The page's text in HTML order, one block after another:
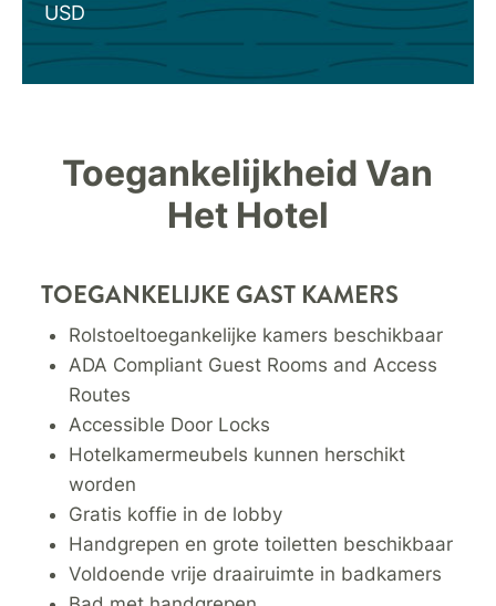
USD
Toegankelijkheid Van
Het Hotel
TOEGANKELIJKE GAST KAMERS
Rolstoeltoegankelijke kamers beschikbaar
ADA Compliant Guest Rooms and Access
Routes
Accessible Door Locks
Hotelkamermeubels kunnen herschikt
worden
Gratis koffie in de lobby
Handgrepen en grote toiletten beschikbaar
Voldoende vrije draairuimte in badkamers